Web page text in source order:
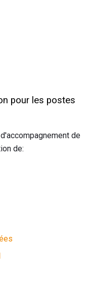
pour les postes
de
de: